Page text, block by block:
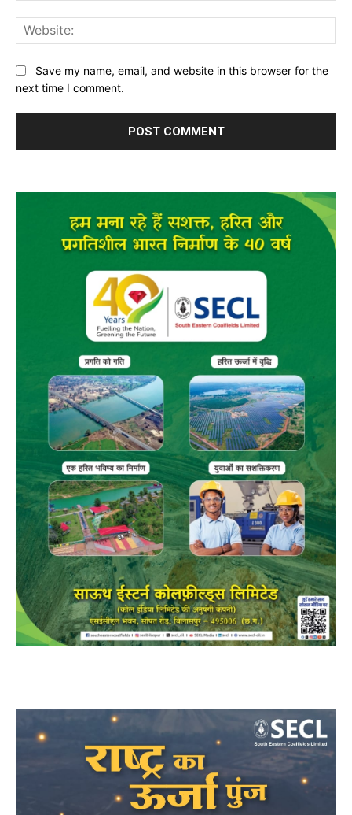
Save my name, email, and website in this browser for the
next time I comment.